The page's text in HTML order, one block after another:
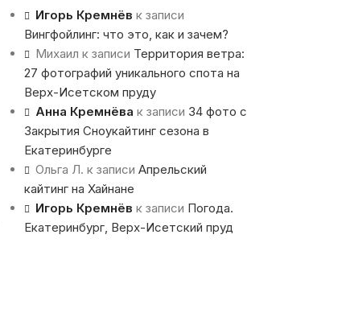
Игорь Кремнёв к записи
Вингфойлинг: что это, как и зачем?
Михаил к записи Территория ветра:
27 фотографий уникального спота на
Верх-Исетском пруду
Анна Кремнёва к записи 34 фото с
Закрытия Сноукайтинг сезона в
Екатеринбурге
Ольга Л. к записи Апрельский
кайтинг на Хайнане
Игорь Кремнёв к записи Погода.
Екатеринбург, Верх-Исетский пруд